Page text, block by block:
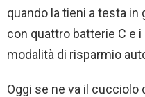
quando la tieni a testa in
con quattro batterie C e
modalità di risparmio
Oggi se ne va il cucciolo